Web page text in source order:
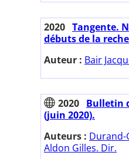
2020 Tangente.
débuts de la
Auteur : Bair
2020 Bulletin
(juin 2020).
Auteurs : Durand-
Aldon Gilles. Dir.